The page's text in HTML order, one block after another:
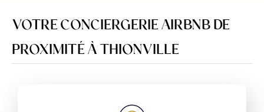
VOTRE CONCIERGERIE AIRBNB DE
PROXIMITÉ À THIONVILLE